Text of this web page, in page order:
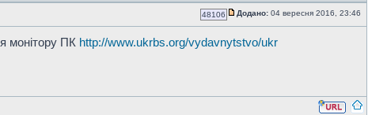
48106 Додано: 04 вересня 2016, 23:46
монітору ПК http://www.ukrbs.org/vydavnytstvo/ukr